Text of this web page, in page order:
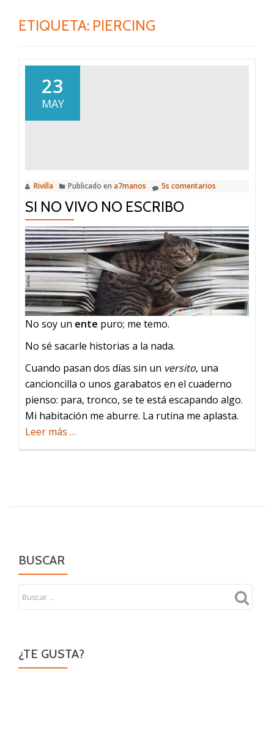
ETIQUETA: PIERCING
23
MAY
Rivilla Publicado en a7manos 5s comentarios
SI NO VIVO NO ESCRIBO
No soy un ente puro; me temo.
No sé sacarle historias a la nada.
Cuando pasan dos días sin un versito, una
cancioncilla o unos garabatos en el cuaderno
pienso: para, tronco, se te está escapando algo.
Mi habitación me aburre. La rutina me aplasta.
Leer más acerca
no
…
BUSCAR
¿TE GUSTA?